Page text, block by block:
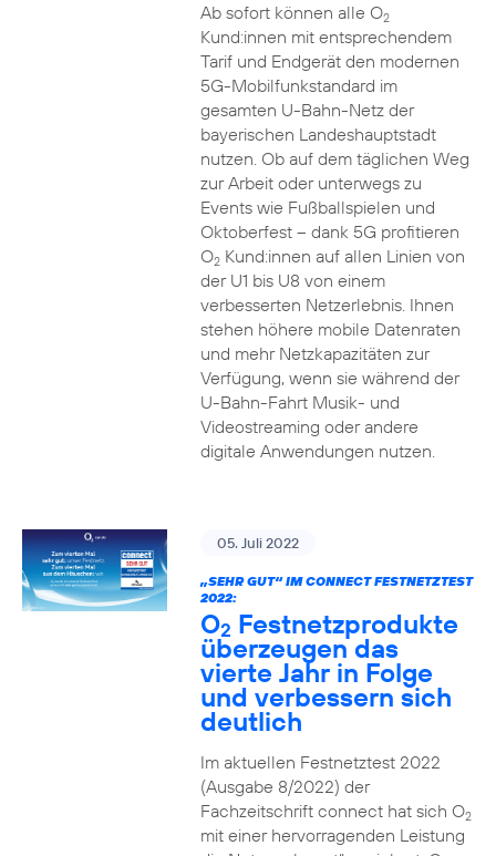
Ab sofort können alle O2
Kund:innen mit entsprechendem
Tarif und Endgerät den modernen
5G-Mobilfunkstandard im
gesamten U-Bahn-Netz der
bayerischen Landeshauptstadt
nutzen. Ob auf dem täglichen Weg
zur Arbeit oder unterwegs zu
Events wie Fußballspielen und
Oktoberfest – dank 5G profitieren
O2Kund:innen auf allen Linien von
der U1 bis U8 von einem
verbesserten Netzerlebnis. Ihnen
stehen höhere mobile Datenraten
und mehr Netzkapazitäten zur
Verfügung, wenn sie während der
U-Bahn-Fahrt Musik- und
Videostreaming oder andere
digitale Anwendungen nutzen.
05. Juli 2022
„SEHR GUT“ IM CONNECT FESTNETZTEST
2022:
O2 Festnetzprodukte
überzeugen das
vierte Jahr in Folge
und verbessern sich
deutlich
Im aktuellen Festnetztest 2022
(Ausgabe 8/2022) der
Fachzeitschrift connect hat sich O2
mit einer hervorragenden Leistung